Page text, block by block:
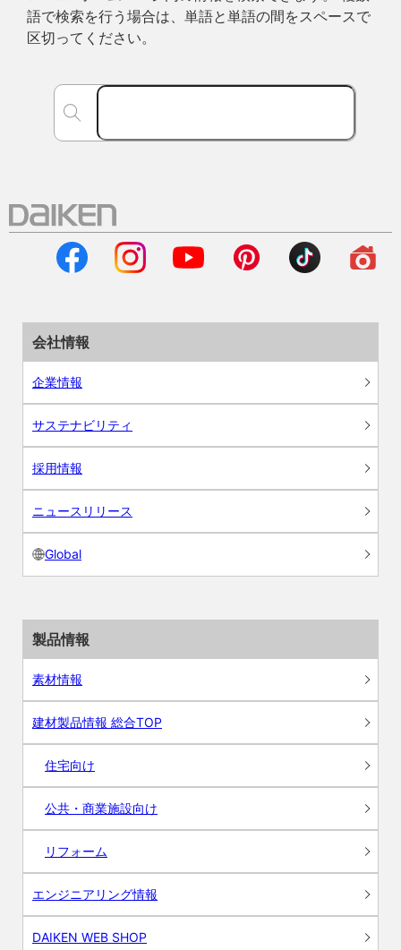
語で検索を行う場合は、単語と単語の間をスペースで
区切ってください。
会社情報
企業情報
サステナビリティ
採用情報
ニュースリリース
Global
製品情報
素材情報
建材製品情報 総合TOP
住宅向け
公共・商業施設向け
リフォーム
エンジニアリング情報
DAIKEN WEB SHOP